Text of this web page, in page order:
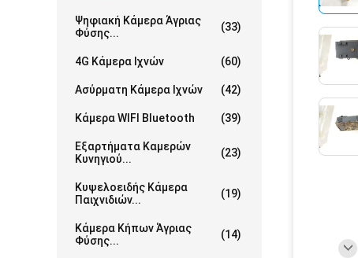
Ψηφιακή Κάμερα Άγριας
Φύσης...
(33)
4G Κάμερα Ιχνών (60)
Ασύρματη Κάμερα Ιχνών (42)
Κάμερα WIFI Bluetooth (39)
Εξαρτήματα Καμερών
Κυνηγιού...
(23)
Κυψελοειδής Κάμερα
Παιχνιδιών...
(19)
Κάμερα Κήπων Άγριας
Φύσης...
(14)